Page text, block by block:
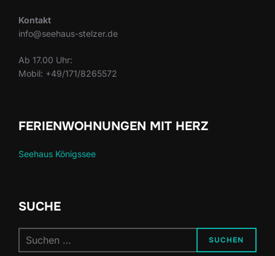
Kontakt
info@seehaus-stelzer.de
Ab 17.00 Uhr:
Mobil: +49/171/8265572
FERIENWOHNUNGEN MIT HERZ
Seehaus Königssee
SUCHE
nach:
SUCHEN